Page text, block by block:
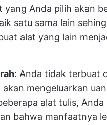
yang Anda pilih akan
satu sama lain
alat yang lain
: Anda tidak terbuat
akan mengeluarkan
alat tulis, Anda
bahwa manfaatnya